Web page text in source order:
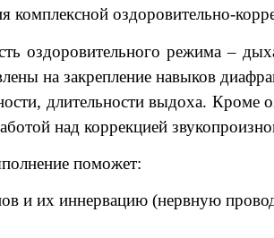
комплексной оздоровительно-
оздоровительного режима –
на закрепление навыков
длительности выдоха.
над коррекцией
поможет:
и их иннервацию (нервную